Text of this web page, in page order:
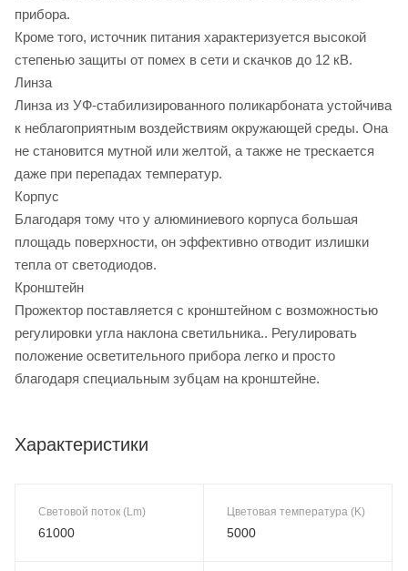
прибора.
Кроме того, источник питания характеризуется высокой
степенью защиты от помех в сети и скачков до 12 кВ.
Линза
Линза из УФ-стабилизированного поликарбоната устойчива
к неблагоприятным воздействиям окружающей среды. Она
не становится мутной или желтой, а также не трескается
даже при перепадах температур.
Корпус
Благодаря тому что у алюминиевого корпуса большая
площадь поверхности, он эффективно отводит излишки
тепла от светодиодов.
Кронштейн
Прожектор поставляется с кронштейном с возможностью
регулировки угла наклона светильника.. Регулировать
положение осветительного прибора легко и просто
благодаря специальным зубцам на кронштейне.
Характеристики
Световой поток (Lm)
61000
Цветовая температура (K)
5000